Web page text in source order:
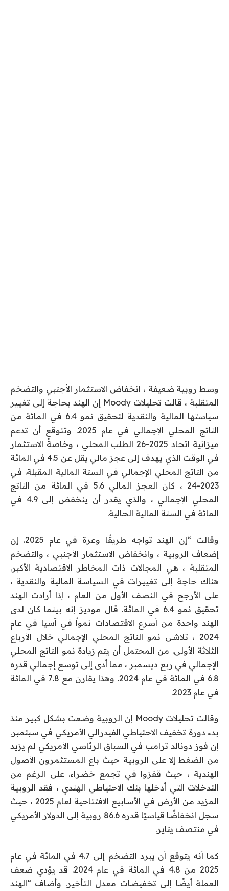
وسط روبية ضعيفة ، انخفاض الاستثمار الأجنبي والتضخم
المتقلبة ، قالت تحليلات Moody إن الهند بحاجة إلى تغيير
سياستها المالية والنقدية لتحقيق نمو 6.4 في المائة من
الناتج المحلي الإجمالي في عام 2025. وتتوقع أن تدعم
ميزانية اتحاد 2025-26 الطلب المحلي ، وخاصةً الاستثمار
في الوقت الذي يهدف إلى عجز مالي يقل عن 4.5 في المائة
من الناتج المحلي الإجمالي في السنة المالية المقبلة. في
2023-24 ، كان العجز المالي 5.6 في المائة من الناتج
المحلي الإجمالي ، والذي يقدر أن ينخفض ​​إلى 4.9 في
المائة في السنة المالية الحالية.
وقالت “إن الهند تواجه طريقًا وعرة في عام 2025. إن
إضعاف الروبية ، وانخفاض الاستثمار الأجنبي ، والتضخم
المتقلبة ، هي المجالات ذات المخاطر الاقتصادية الأكبر.
هناك حاجة إلى تغييرات في السياسة المالية والنقدية ،
على الأرجح في النصف الأول من العام ، إذا أرادت الهند
تحقيق نمو 6.4 في المائة. قال موديز إنه بينما كان لدى
الهند واحدة من أسرع الاقتصادات نمواً في آسيا في عام
2024 ، تلاشى نمو الناتج المحلي الإجمالي خلال الأرباع
الثلاثة الأولى. من المحتمل أن يتم زيادة نمو الناتج المحلي
الإجمالي في ربع ديسمبر ، مما أدى إلى توسع إجمالي قدره
6.8 في المائة في عام 2024. وهذا يقارن مع 7.8 في المائة
في عام 2023.
وقالت تحليلات Moody إن الروبية وضعت بشكل كبير منذ
بدء دورة تخفيف الاحتياطي الفيدرالي الأمريكي في سبتمبر.
إن فوز دونالد ترامب في السباق الرئاسي الأمريكي لم يزيد
من الضغط إلا على الروبية حيث باع المستثمرون الأصول
الهندية ، حيث قفزوا في تجمع خضراء. على الرغم من
التدخلات التي أدخلها بنك الاحتياطي الهندي ، فقد الروبية
المزيد من الأرض في الأسابيع الافتتاحية لعام 2025 ، حيث
سجل انخفاضًا قياسيًا قدره 86.6 روبية إلى الدولار الأمريكي
في منتصف يناير.
كما أنه يتوقع أن يبرد التضخم إلى 4.7 في المائة في عام
2025 من 4.8 في المائة في عام 2024. قد يؤدي ضعف
العملة أيضًا إلى تخفيضات معدل التأخير. وأضاف “الهند